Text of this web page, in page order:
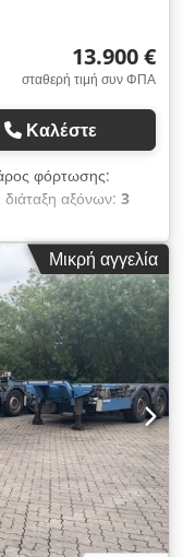
13.900 €
σταθερή τιμή συν ΦΠΑ
Καλέστε
φόρτωσης:
διάταξη αξόνων: 3
2018, Εξοπλισμός:
Διαθέσιμο
Περισσότερες
GmbH (Γερμανικά,
R As Aayeck *
Αγγλικά)
εκ προοιμίου
μεταχειρισμένο
δυνατή
NUTZFAHRZEUGE
Πολωνικά,
Μικρή αγγελία